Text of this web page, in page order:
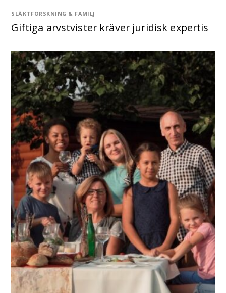
SLÄKTFORSKNING & FAMILJ
Giftiga arvstvister kräver juridisk expertis